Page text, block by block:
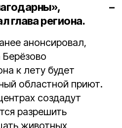
–
глава региона.
анонсировал,
Берёзово
к лету будет
областной приют.
создадут
разрешить
животных